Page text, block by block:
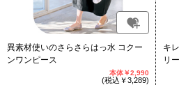
異素材使いのさらさらはっ水 コクー
ンワンピース
本体￥2,990
(税込￥3,289)
キ
リ